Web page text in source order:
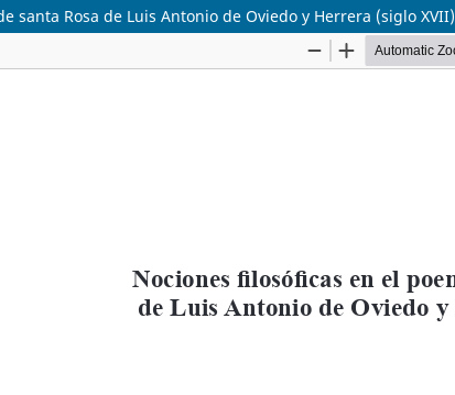
santa Rosa de Luis Antonio de Oviedo y Herrera (siglo XVII)